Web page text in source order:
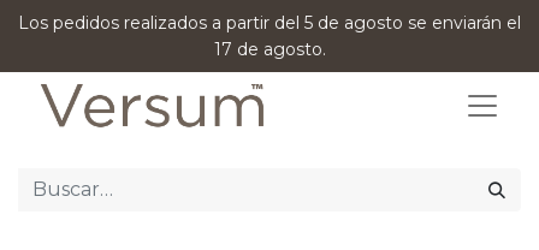
Los pedidos realizados a partir del 5 de agosto se enviarán el
17 de agosto.